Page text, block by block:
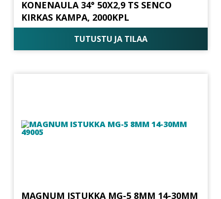
KONENAULA 34° 50X2,9 TS SENCO
KIRKAS KAMPA, 2000KPL
TUTUSTU JA TILAA
MAGNUM ISTUKKA MG-5 8MM 14-30MM